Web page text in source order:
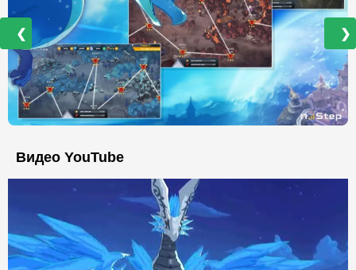
❮ ❯
Видео YouTube